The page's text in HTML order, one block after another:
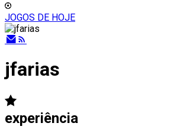
JOGOS DE HOJE
jfarias
experiência